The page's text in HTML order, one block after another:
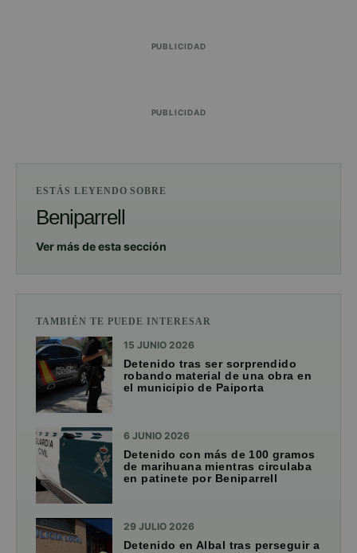
PUBLICIDAD
PUBLICIDAD
ESTÁS LEYENDO SOBRE
Beniparrell
Ver más de esta sección
TAMBIÉN TE PUEDE INTERESAR
15 JUNIO 2026
Detenido tras ser sorprendido
robando material de una obra en
el municipio de Paiporta
6 JUNIO 2026
Detenido con más de 100 gramos
de marihuana mientras circulaba
en patinete por Beniparrell
29 JULIO 2026
Detenido en Albal tras perseguir a